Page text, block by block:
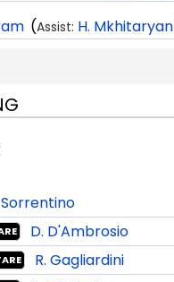
(Assist: H. Mkhitaryan
D. D'Ambrosio
R. Gagliardini